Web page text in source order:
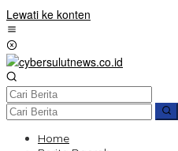
Lewati ke konten
Home